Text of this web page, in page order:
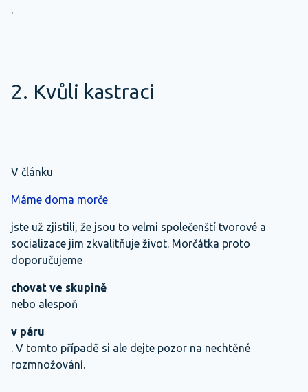
.
2. Kvůli kastraci
V článku
Máme doma morče
jste už zjistili, že jsou to velmi společenští tvorové a
socializace jim zkvalitňuje život. Morčátka proto
doporučujeme
chovat ve skupině
nebo alespoň
v páru
. V tomto případě si ale dejte pozor na nechtěné
rozmnožování.